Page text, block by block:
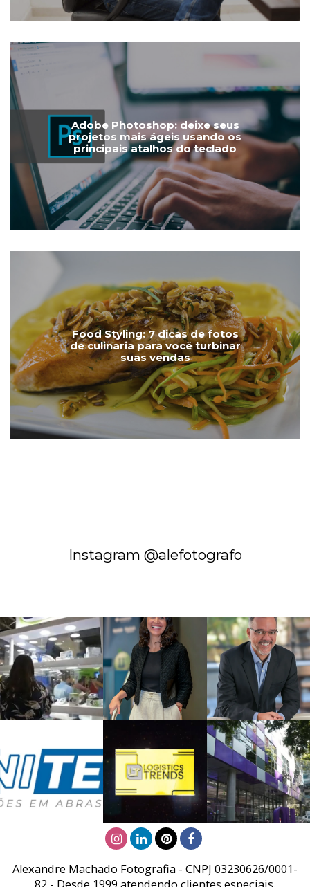
Adobe Photoshop: deixe seus
projetos mais ágeis usando os
principais atalhos do teclado
Food Styling: 7 dicas de fotos
de culinaria para você turbinar
suas vendas
Instagram @alefotografo
Alexandre Machado Fotografia - CNPJ 03230626/0001-